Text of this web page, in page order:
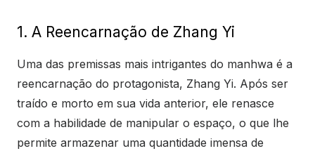
1. A Reencarnação de Zhang Yi
Uma das premissas mais intrigantes do manhwa é a
reencarnação do protagonista, Zhang Yi. Após ser
traído e morto em sua vida anterior, ele renasce
com a habilidade de manipular o espaço, o que lhe
permite armazenar uma quantidade imensa de